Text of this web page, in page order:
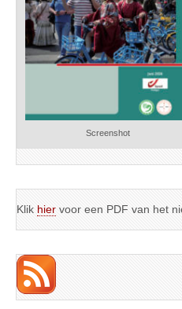
Screenshot
Klik hier voor een PDF van het